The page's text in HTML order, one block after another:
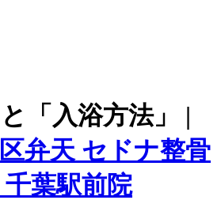
「入浴方法」 |
弁天 セドナ整骨
葉駅前院